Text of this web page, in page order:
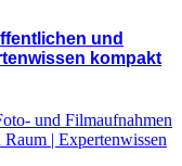
und
kompakt
und Filmaufnahmen
| Expertenwissen